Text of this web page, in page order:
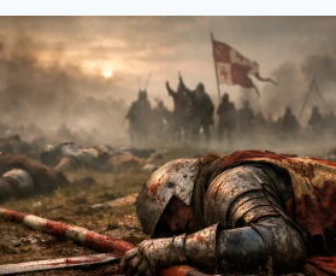
IL
SUO
PONTIFICATO
NEL
VII
SECOLO
CONTA
NELLA
STORIA
DELLA
CHIESA